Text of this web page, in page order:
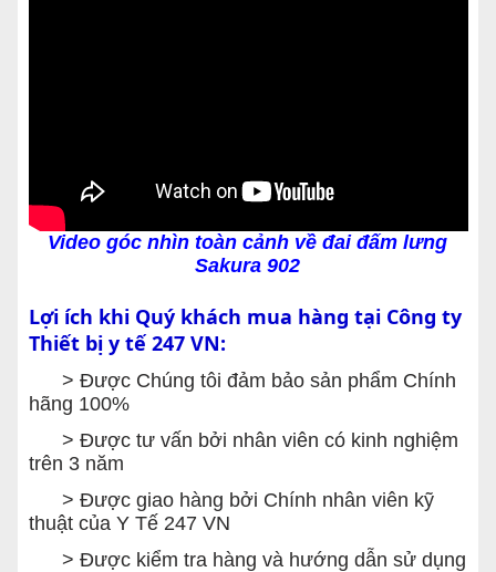
Video góc nhìn toàn cảnh về đai đấm lưng
Sakura 902
Lợi ích khi Quý khách mua hàng tại Công ty
Thiết bị y tế 247 VN:
> Được Chúng tôi đảm bảo sản phẩm Chính
hãng 100%
> Được tư vấn bởi nhân viên có kinh nghiệm
trên 3 năm
> Được giao hàng bởi Chính nhân viên kỹ
thuật của Y Tế 247 VN
> Được kiểm tra hàng và hướng dẫn sử dụng